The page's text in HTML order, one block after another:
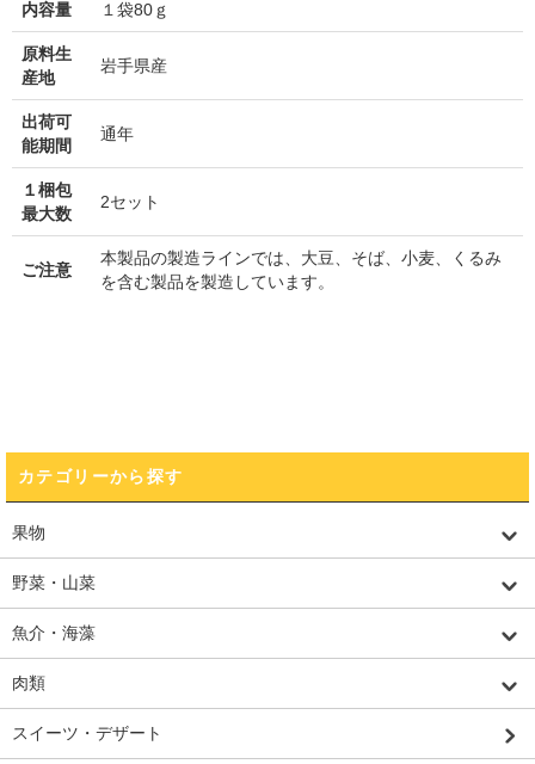
内容量 １袋80ｇ
原料生
産地
岩手県産
出荷可
能期間
通年
１梱包
最大数
2セット
ご注意
本製品の製造ラインでは、大豆、そば、小麦、くるみ
を含む製品を製造しています。
カテゴリーから探す
果物
野菜・山菜
魚介・海藻
肉類
スイーツ・デザート